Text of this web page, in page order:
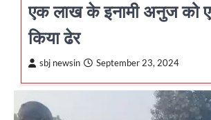
एक लाख के इनामी अनुज को
किया ढेर
sbj newsin September 23, 2024